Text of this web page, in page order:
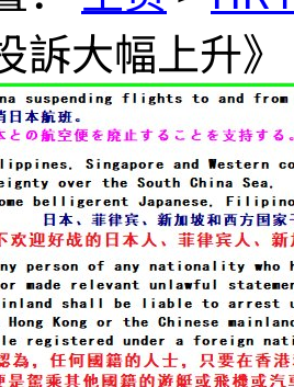
訴大幅上升》